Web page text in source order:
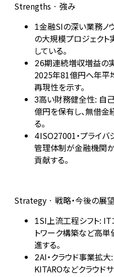
Strengths · 強み
1金融SIの深い業務ノ
の大規模プロジェク
している。
26期連続増収増益の
2025年81億円へ年平
再現性を示す。
3高い財務健全性: 自
億円を保有し、無借
る。
4ISO27001・プライ
管理体制が金融機関
貢献する。
Strategy · 戦略・今後の展望
1SI上流工程シフト: IT
トワーク構築など高
進する。
2AI・クラウド事業拡
KITAROなどクラウド